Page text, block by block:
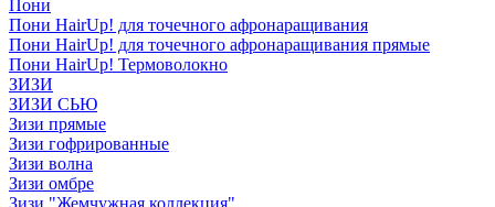
Пони
Пони HairUp! для точечного афронаращивания
Пони HairUp! для точечного афронаращивания прямые
Пони HairUp! Термоволокно
ЗИЗИ
ЗИЗИ СЬЮ
Зизи прямые
Зизи гофрированные
Зизи волна
Зизи омбре
Зизи "Жемчужная коллекция"